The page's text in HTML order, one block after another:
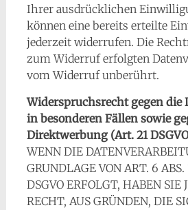
Ihrer ausdrücklichen
können eine bereits erteilte
jederzeit widerrufen. Die
zum Widerruf erfolgten
vom Widerruf unberührt.
Widerspruchsrecht gegen die
in besonderen Fällen sowie
Direktwerbung (Art. 21
WENN DIE
GRUNDLAGE VON ART. 6 ABS.
DSGVO ERFOLGT, HABEN SIE
RECHT, AUS GRÜNDEN, DIE